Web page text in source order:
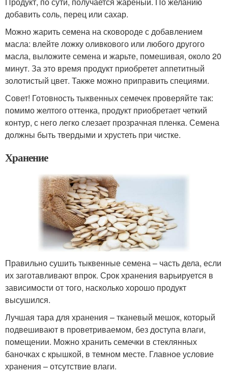
добавить соль, перец или сахар.
Можно жарить семена на сковороде с добавлением
масла: влейте ложку оливкового или любого другого
масла, выложите семена и жарьте, помешивая, около 20
минут. За это время продукт приобретет аппетитный
золотистый цвет. Также можно приправить специями.
Совет! Готовность тыквенных семечек проверяйте так:
помимо желтого оттенка, продукт приобретает четкий
контур, с него легко слезает прозрачная пленка. Семена
должны быть твердыми и хрустеть при чистке.
Хранение
Правильно сушить тыквенные семена – часть дела, если
их заготавливают впрок. Срок хранения варьируется в
зависимости от того, насколько хорошо продукт
высушился.
Лучшая тара для хранения – тканевый мешок, который
подвешивают в проветриваемом, без доступа влаги,
помещении. Можно хранить семечки в стеклянных
баночках с крышкой, в темном месте. Главное условие
хранения – отсутствие влаги.